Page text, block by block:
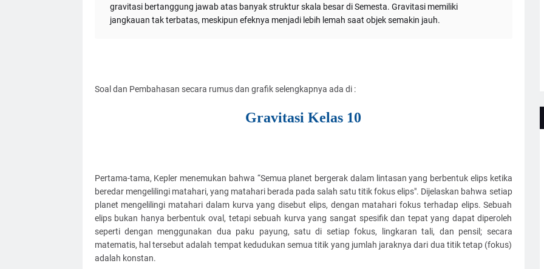
gravitasi bertanggung jawab atas banyak struktur skala besar di Semesta. Gravitasi memiliki
jangkauan tak terbatas, meskipun efeknya menjadi lebih lemah saat objek semakin jauh.
Soal dan Pembahasan secara rumus dan grafik selengkapnya ada di :
Gravitasi Kelas 10
Pertama-tama, Kepler menemukan bahwa “Semua planet bergerak dalam lintasan yang berbentuk elips ketika
beredar mengelilingi matahari, yang matahari berada pada salah satu titik fokus elips". Dijelaskan bahwa setiap
planet mengelilingi matahari dalam kurva yang disebut elips, dengan matahari fokus terhadap elips. Sebuah
elips bukan hanya berbentuk oval, tetapi sebuah kurva yang sangat spesifik dan tepat yang dapat diperoleh
seperti dengan menggunakan dua paku payung, satu di setiap fokus, lingkaran tali, dan pensil; secara
matematis, hal tersebut adalah tempat kedudukan semua titik yang jumlah jaraknya dari dua titik tetap (fokus)
adalah konstan.